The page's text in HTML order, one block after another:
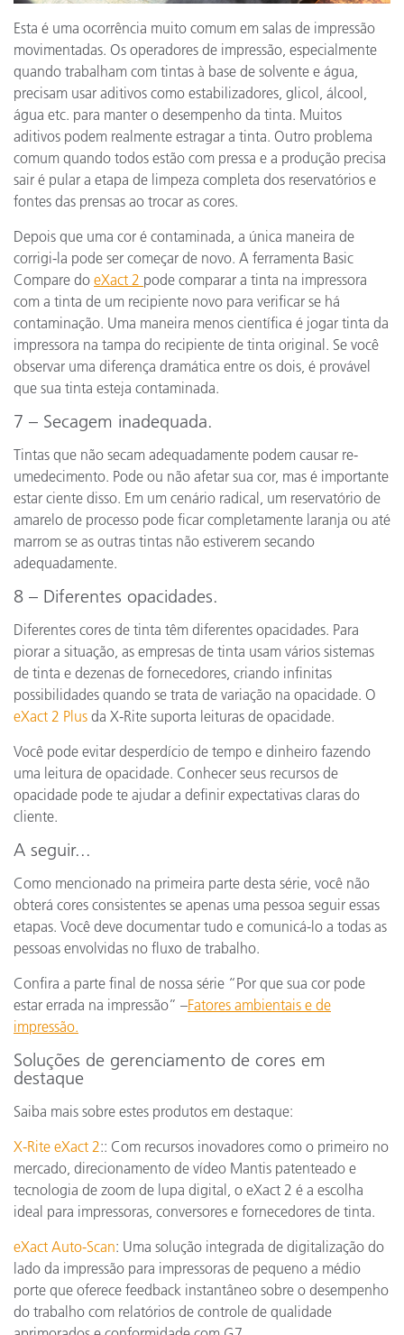
Esta é uma ocorrência muito comum em salas de impressão
movimentadas. Os operadores de impressão, especialmente
quando trabalham com tintas à base de solvente e água,
precisam usar aditivos como estabilizadores, glicol, álcool,
água etc. para manter o desempenho da tinta. Muitos
aditivos podem realmente estragar a tinta. Outro problema
comum quando todos estão com pressa e a produção precisa
sair é pular a etapa de limpeza completa dos reservatórios e
fontes das prensas ao trocar as cores.
Depois que uma cor é contaminada, a única maneira de
corrigi-la pode ser começar de novo. A ferramenta Basic
Compare do eXact 2 pode comparar a tinta na impressora
com a tinta de um recipiente novo para verificar se há
contaminação. Uma maneira menos científica é jogar tinta da
impressora na tampa do recipiente de tinta original. Se você
observar uma diferença dramática entre os dois, é provável
que sua tinta esteja contaminada.
7 – Secagem inadequada.
Tintas que não secam adequadamente podem causar re-
umedecimento. Pode ou não afetar sua cor, mas é importante
estar ciente disso. Em um cenário radical, um reservatório de
amarelo de processo pode ficar completamente laranja ou até
marrom se as outras tintas não estiverem secando
adequadamente.
8 – Diferentes opacidades.
Diferentes cores de tinta têm diferentes opacidades. Para
piorar a situação, as empresas de tinta usam vários sistemas
de tinta e dezenas de fornecedores, criando infinitas
possibilidades quando se trata de variação na opacidade. O
eXact 2 Plus da X-Rite suporta leituras de opacidade.
Você pode evitar desperdício de tempo e dinheiro fazendo
uma leitura de opacidade. Conhecer seus recursos de
opacidade pode te ajudar a definir expectativas claras do
cliente.
A seguir...
Como mencionado na primeira parte desta série, você não
obterá cores consistentes se apenas uma pessoa seguir essas
etapas. Você deve documentar tudo e comunicá-lo a todas as
pessoas envolvidas no fluxo de trabalho.
Confira a parte final de nossa série “Por que sua cor pode
estar errada na impressão” –Fatores ambientais e de
impressão.
Soluções de gerenciamento de cores em
destaque
Saiba mais sobre estes produtos em destaque:
X-Rite eXact 2:: Com recursos inovadores como o primeiro no
mercado, direcionamento de vídeo Mantis patenteado e
tecnologia de zoom de lupa digital, o eXact 2 é a escolha
ideal para impressoras, conversores e fornecedores de tinta.
eXact Auto-Scan: Uma solução integrada de digitalização do
lado da impressão para impressoras de pequeno a médio
porte que oferece feedback instantâneo sobre o desempenho
do trabalho com relatórios de controle de qualidade